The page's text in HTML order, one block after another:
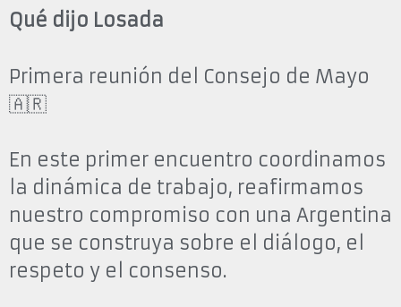
Qué dijo Losada
Primera reunión del Consejo de Mayo
🇦🇷
En este primer encuentro coordinamos
la dinámica de trabajo, reafirmamos
nuestro compromiso con una Argentina
que se construya sobre el diálogo, el
respeto y el consenso.